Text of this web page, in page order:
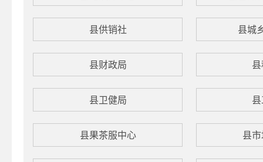
​县供销社 县城
县财政局
县卫健局
县果茶服中心 县